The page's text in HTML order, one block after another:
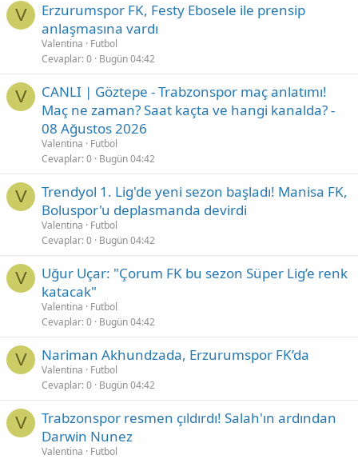
V
Erzurumspor FK, Festy Ebosele ile prensip
anlaşmasına vardı
Valentina
Futbol
Cevaplar 0 Bugün 04:42
V
CANLI | Göztepe - Trabzonspor maç anlatımı!
Maç ne zaman? Saat kaçta ve hangi kanalda? -
08 Ağustos 2026
Valentina
Futbol
Cevaplar 0 Bugün 04:42
V
Trendyol 1. Lig'de yeni sezon başladı! Manisa FK,
Boluspor'u deplasmanda devirdi
Valentina
Futbol
Cevaplar 0 Bugün 04:42
V
Uğur Uçar: "Çorum FK bu sezon Süper Lig’e renk
katacak"
Valentina
Futbol
Cevaplar 0 Bugün 04:42
V Nariman Akhundzada, Erzurumspor FK’da
Valentina
Futbol
Cevaplar 0 Bugün 04:42
V
Trabzonspor resmen çıldırdı! Salah'ın ardından
Darwin Nunez
Valentina
Futbol